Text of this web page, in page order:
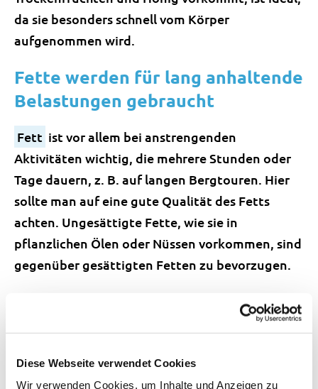
Diese Webseite verwendet Cookies
Wir verwenden Cookies, um Inhalte und Anzeigen zu
da sie besonders schnell vom Körper
aufgenommen wird.
Fette werden für lang anhaltende
Belastungen gebraucht
Fett ist vor allem bei anstrengenden
Aktivitäten wichtig, die mehrere Stunden oder
Tage dauern, z. B. auf langen Bergtouren. Hier
sollte man auf eine gute Qualität des Fetts
achten. Ungesättigte Fette, wie sie in
pflanzlichen Ölen oder Nüssen vorkommen, sind
gegenüber gesättigten Fetten zu bevorzugen.
Proteine können während der Belastung nicht
so einfach vom Körper in Energie umgewandelt